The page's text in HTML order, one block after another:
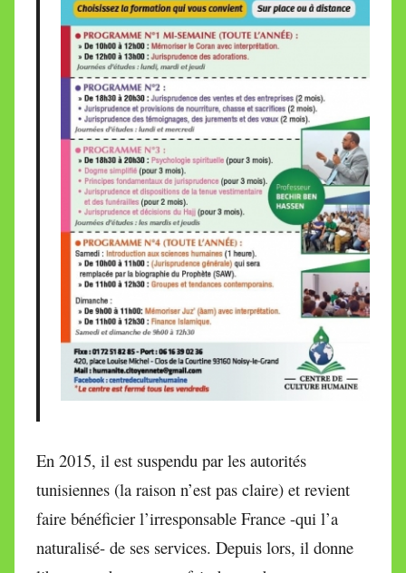
En 2015, il est suspendu par les autorités
tunisiennes (la raison n’est pas claire) et revient
faire bénéficier l’irresponsable France -qui l’a
naturalisé- de ses services. Depuis lors, il donne